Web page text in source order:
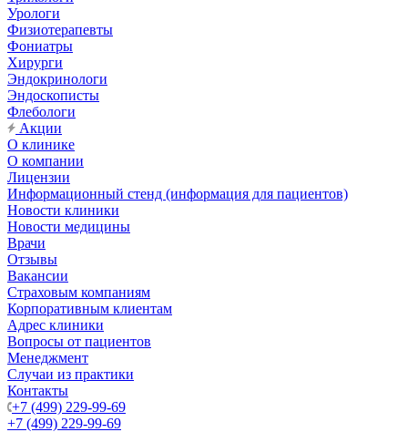
Урологи
Физиотерапевты
Фониатры
Хирурги
Эндокринологи
Эндоскописты
Флебологи
Акции
О клинике
О компании
Лицензии
Информационный стенд (информация для пациентов)
Новости клиники
Новости медицины
Врачи
Отзывы
Вакансии
Страховым компаниям
Корпоративным клиентам
Адрес клиники
Вопросы от пациентов
Менеджмент
Случаи из практики
Контакты
+7 (499) 229-99-69
+7 (499) 229-99-69